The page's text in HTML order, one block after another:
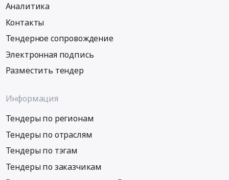
Аналитика
Контакты
Тендерное сопровождение
Электронная подпись
Разместить тендер
Информация
Тендеры по регионам
Тендеры по отраслям
Тендеры по тэгам
Тендеры по заказчикам